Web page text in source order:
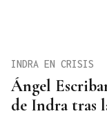
Ángel
de Indra tras
INDRA EN CRISIS